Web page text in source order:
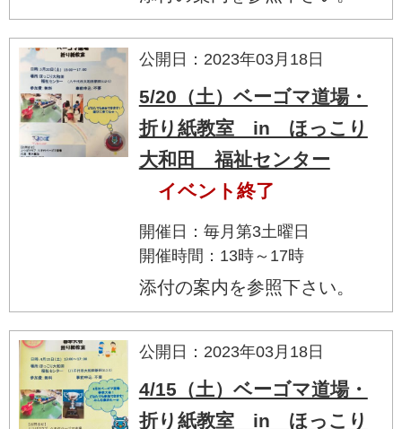
公開日：2023年03月18日
5/20（土）ベーゴマ道場・
折り紙教室 in ほっこり
大和田 福祉センター
イベント終了
開催日：毎月第3土曜日
開催時間：13時～17時
添付の案内を参照下さい。
公開日：2023年03月18日
4/15（土）ベーゴマ道場・
折り紙教室 in ほっこり